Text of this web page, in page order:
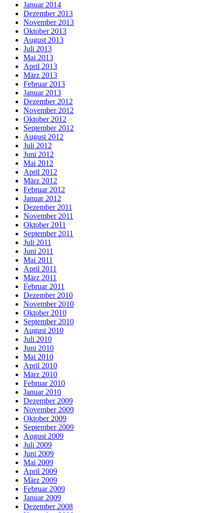
Januar 2014
Dezember 2013
November 2013
Oktober 2013
August 2013
Juli 2013
Mai 2013
April 2013
März 2013
Februar 2013
Januar 2013
Dezember 2012
November 2012
Oktober 2012
September 2012
August 2012
Juli 2012
Juni 2012
Mai 2012
April 2012
März 2012
Februar 2012
Januar 2012
Dezember 2011
November 2011
Oktober 2011
September 2011
Juli 2011
Juni 2011
Mai 2011
April 2011
März 2011
Februar 2011
Dezember 2010
November 2010
Oktober 2010
September 2010
August 2010
Juli 2010
Juni 2010
Mai 2010
April 2010
März 2010
Februar 2010
Januar 2010
Dezember 2009
November 2009
Oktober 2009
September 2009
August 2009
Juli 2009
Juni 2009
Mai 2009
April 2009
März 2009
Februar 2009
Januar 2009
Dezember 2008